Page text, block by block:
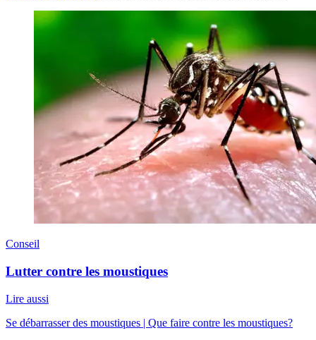
Conseil
Lutter contre les moustiques
Lire aussi
Se débarrasser des moustiques | Que faire contre les moustiques?